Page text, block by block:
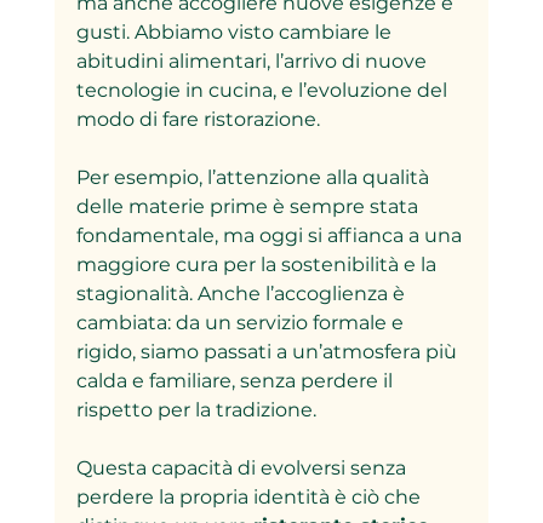
gusti. Abbiamo visto cambiare le
abitudini alimentari, l’arrivo di nuove
tecnologie in cucina, e l’evoluzione del
modo di fare ristorazione.
Per esempio, l’attenzione alla qualità
delle materie prime è sempre stata
fondamentale, ma oggi si affianca a una
maggiore cura per la sostenibilità e la
stagionalità. Anche l’accoglienza è
cambiata: da un servizio formale e
rigido, siamo passati a un’atmosfera più
calda e familiare, senza perdere il
rispetto per la tradizione.
Questa capacità di evolversi senza
perdere la propria identità è ciò che